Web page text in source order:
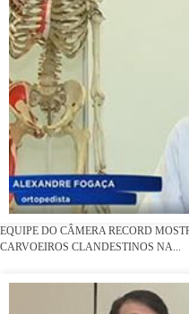
EQUIPE DO CÂMERA RECORD
CARVOEIROS CLANDESTINOS NA...